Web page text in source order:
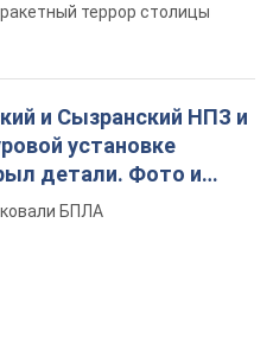
террор столицы
и Сызранский НПЗ и
установке
детали. Фото и
БПЛА